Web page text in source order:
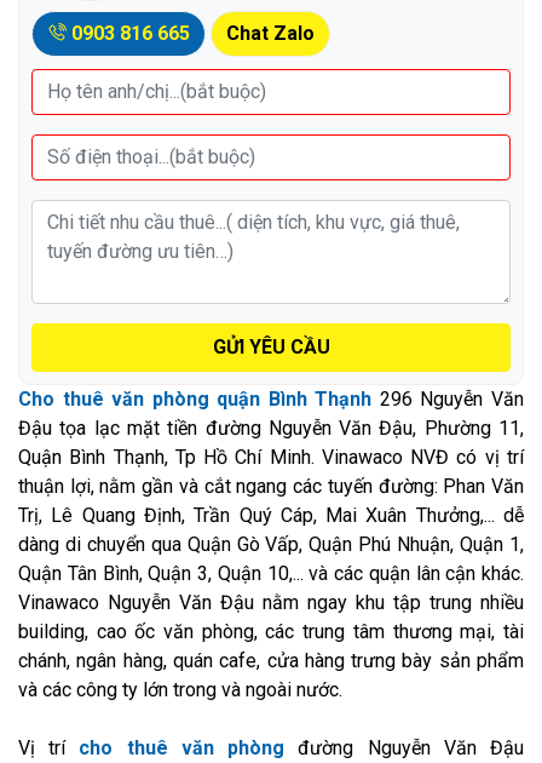
0903 816 665 Chat Zalo
GỬI YÊU CẦU
Cho thuê văn phòng quận Bình Thạnh 296 Nguyễn Văn
Đậu tọa lạc mặt tiền đường Nguyễn Văn Đậu, Phường 11,
Quận Bình Thạnh, Tp Hồ Chí Minh. Vinawaco NVĐ có vị trí
thuận lợi, nằm gần và cắt ngang các tuyến đường: Phan Văn
Trị, Lê Quang Định, Trần Quý Cáp, Mai Xuân Thưởng,... dễ
dàng di chuyển qua Quận Gò Vấp, Quận Phú Nhuận, Quận 1,
Quận Tân Bình, Quận 3, Quận 10,... và các quận lân cận khác.
Vinawaco Nguyễn Văn Đậu nằm ngay khu tập trung nhiều
building, cao ốc văn phòng, các trung tâm thương mại, tài
chánh, ngân hàng, quán cafe, cửa hàng trưng bày sản phẩm
và các công ty lớn trong và ngoài nước.
Vị trí cho thuê văn phòng đường Nguyễn Văn Đậu